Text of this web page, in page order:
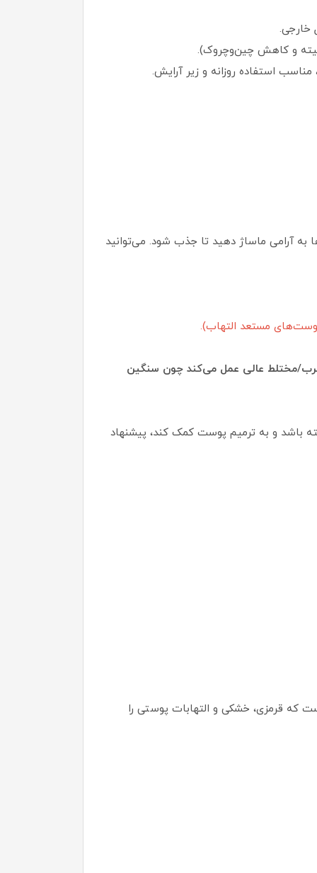
آرامی ماساژ دهید تا جذب شود. می‌توانید
مختلط عالی عمل می‌کند چون سنگین
باشد و به ترمیم پوست کمک کند، پیشنهاد
و آبرسان پوست است که قرمزی، خشکی و التهابات پوستی را